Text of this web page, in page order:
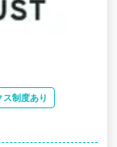
ス制度あり